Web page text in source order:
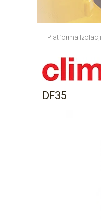
Platforma Izolacji
DF35